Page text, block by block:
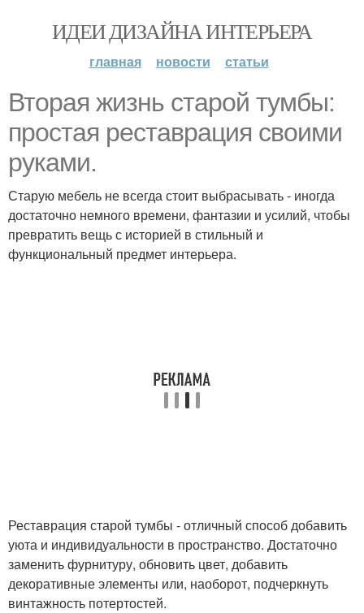
ИДЕИ ДИЗАЙНА ИНТЕРЬЕРА
главная новости статьи
Вторая жизнь старой тумбы:
простая реставрация своими
руками.
Старую мебель не всегда стоит выбрасывать - иногда
достаточно немного времени, фантазии и усилий, чтобы
превратить вещь с историей в стильный и
функциональный предмет интерьера.
Реставрация старой тумбы - отличный способ добавить
уюта и индивидуальности в пространство. Достаточно
заменить фурнитуру, обновить цвет, добавить
декоративные элементы или, наоборот, подчеркнуть
винтажность потертостей.